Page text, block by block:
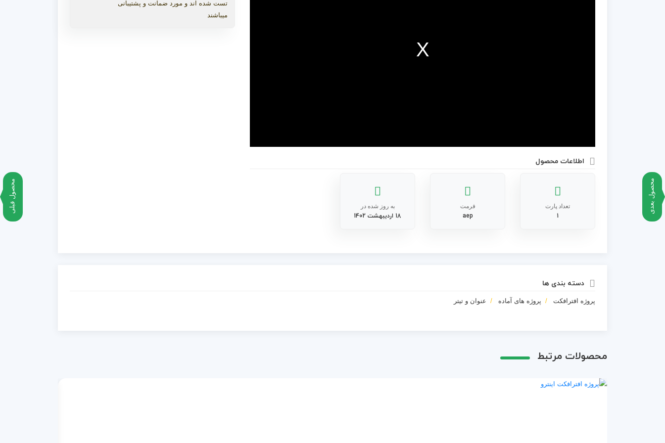
محصول قبلی محصول بعدی
اطلاعات محصول
تعداد پارت
1
فرمت
aep
به روز شده در
18 اردیبهشت 1402
تست شده اند و مورد ضمانت و پشتیبانی
میباشند
دسته بندی ها
پروژه افترافکت پروژه های آماده عنوان و تیتر
محصولات مرتبط